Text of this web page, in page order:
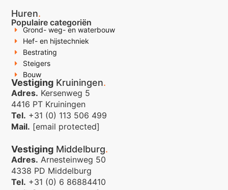
Huren.
Populaire categoriën
Grond- weg- en waterbouw
Hef- en hijstechniek
Bestrating
Steigers
Bouw
Vestiging Kruiningen.
Adres. Kersenweg 5
4416 PT Kruiningen
Tel. +31 (0) 113 506 499
Mail. [email protected]
Vestiging Middelburg.
Adres. Arnesteinweg 50
4338 PD Middelburg
Tel. +31 (0) 6 86884410